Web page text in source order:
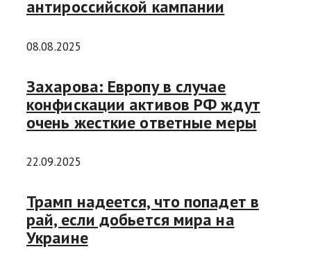
антироссийской кампании
08.08.2025
Захарова: Европу в случае
конфискации активов РФ ждут
очень жесткие ответные меры
22.09.2025
Трамп надеется, что попадет в
рай, если добьется мира на
Украине